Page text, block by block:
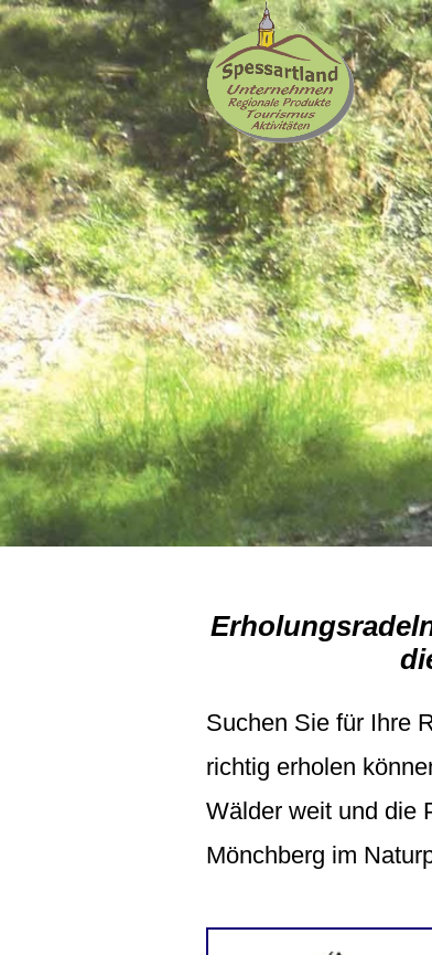
Suchen Sie für Ihre
richtig erholen
Wälder weit und die
Mönchberg im